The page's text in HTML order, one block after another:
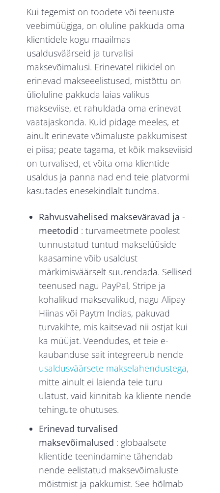
Kui tegemist on toodete või teenuste
veebimüügiga, on oluline pakkuda oma
klientidele kogu maailmas
usaldusväärseid ja turvalisi
maksevõimalusi. Erinevatel riikidel on
erinevad makseeelistused, mistõttu on
ülioluline pakkuda laias valikus
makseviise, et rahuldada oma erinevat
vaatajaskonda. Kuid pidage meeles, et
ainult erinevate võimaluste pakkumisest
ei piisa; peate tagama, et kõik makseviisid
on turvalised, et võita oma klientide
usaldus ja panna nad end teie platvormi
kasutades enesekindlalt tundma.
Rahvusvahelised makseväravad ja -
meetodid : turvameetmete poolest
tunnustatud tuntud makselüüside
kaasamine võib usaldust
märkimisväärselt suurendada. Sellised
teenused nagu PayPal, Stripe ja
kohalikud maksevalikud, nagu Alipay
Hiinas või Paytm Indias, pakuvad
turvakihte, mis kaitsevad nii ostjat kui
ka müüjat. Veendudes, et teie e-
kaubanduse sait integreerub nende
usaldusväärsete makselahendustega,
mitte ainult ei laienda teie turu
ulatust, vaid kinnitab ka kliente nende
tehingute ohutuses.
Erinevad turvalised
maksevõimalused : globaalsete
klientide teenindamine tähendab
nende eelistatud maksevõimaluste
mõistmist ja pakkumist. See hõlmab